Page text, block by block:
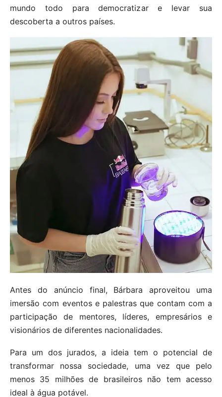
mundo todo para democratizar e levar sua
descoberta a outros países.
Antes do anúncio final, Bárbara aproveitou uma
imersão com eventos e palestras que contam com a
participação de mentores, líderes, empresários e
visionários de diferentes nacionalidades.
Para um dos jurados, a ideia tem o potencial de
transformar nossa sociedade, uma vez que pelo
menos 35 milhões de brasileiros não tem acesso
ideal à água potável.